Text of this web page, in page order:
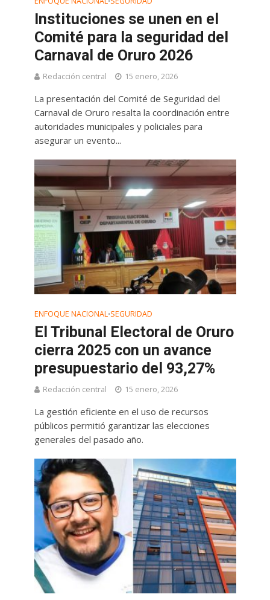
Instituciones se unen en el
Comité para la seguridad del
Carnaval de Oruro 2026
Redacción central 15 enero, 2026
La presentación del Comité de Seguridad del
Carnaval de Oruro resalta la coordinación entre
autoridades municipales y policiales para
asegurar un evento...
ENFOQUE NACIONAL•SEGURIDAD
El Tribunal Electoral de Oruro
cierra 2025 con un avance
presupuestario del 93,27%
Redacción central 15 enero, 2026
La gestión eficiente en el uso de recursos
públicos permitió garantizar las elecciones
generales del pasado año.